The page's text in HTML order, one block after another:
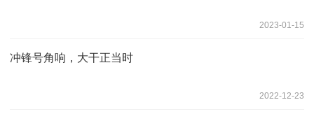
2023-01-15
冲锋号角响，大干正当时
2022-12-23